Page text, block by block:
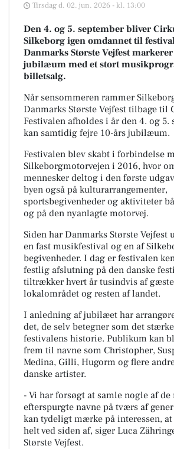
Tirsdag d. 02. jun. 2026 - kl. 13:00
Den 4. og 5. september bliver
Silkeborg igen omdannet til
Danmarks Største Vejfest
jubilæum med et stort
billetsalg.
Når sensommeren rammer
Danmarks Største Vejfest tilbage til
Festivalen afholdes i år den 4. og 5.
kan samtidig fejre 10-års jubilæum.
Festivalen blev skabt i forbindelse
Silkeborgmotorvejen i 2016, hvor
mennesker deltog i den første
byen også på kulturarrangementer,
sportsbegivenheder og aktiviteter
og på den nyanlagte motorvej.
Siden har Danmarks Største
en fast musikfestival og en af
begivenheder. I dag er festivalen
festlig afslutning på den danske
tiltrækker hvert år tusindvis af
lokalområdet og resten af landet.
I anledning af jubilæet har
det, de selv betegner som det
festivalens historie. Publikum kan
frem til navne som Christopher,
Medina, Gilli, Hugorm og flere
danske artister.
- Vi har forsøgt at samle nogle af de
efterspurgte navne på tværs af
kan tydeligt mærke på interessen,
helt ved siden af, siger Luca
Største Vejfest.